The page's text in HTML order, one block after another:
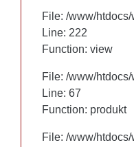
File: /www/
Line: 222
Function: view
File: /www/
Line: 67
Function: produkt
File: /www/
File: /www/
Line: 222
Function: view
File: /www/
Line: 67
Function: produkt
File: /www/